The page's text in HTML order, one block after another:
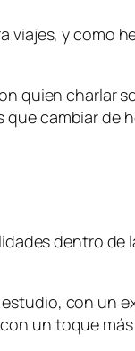
y como
quien charlar
cambiar de
dentro de
con un
un toque